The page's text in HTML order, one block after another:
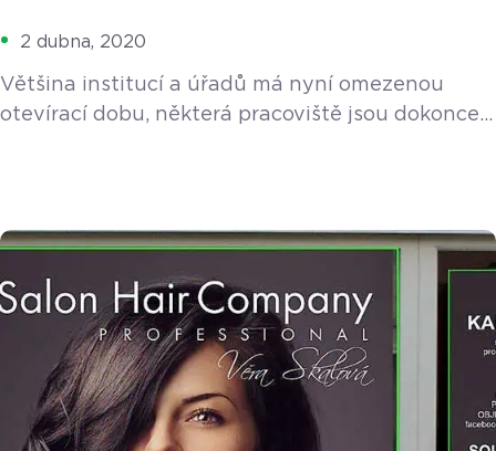
2 dubna, 2020
Většina institucí a úřadů má nyní omezenou
otevírací dobu, některá pracoviště jsou dokonce
či úřadů práce. Jak tedy s těmito institucemi
komunikovat? Všechny úřady nyní upřednostňují
z bezpečnostních důvodů elektronický nebo
poštovní styk. Potřebné žádosti či dokumenty tak
můžete doručit prostřednictvím datové schránky,
emailu, […]